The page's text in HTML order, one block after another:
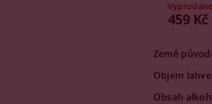
Vyprodáno
459 Kč
Země
Objem lahve
Obsah